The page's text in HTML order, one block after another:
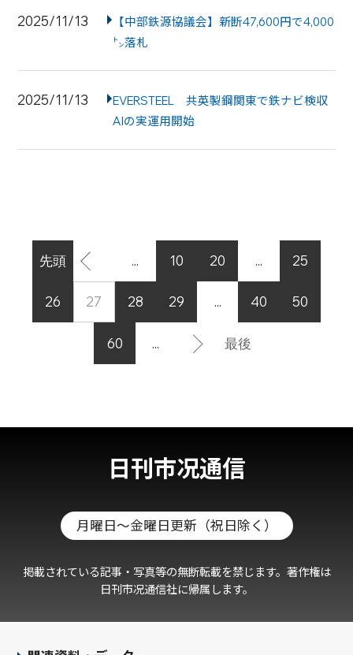
2025/11/13
【中部鉄源協議会】新断47,600円で4,000
㌧落札
2025/11/13
EVERSTEEL 共英製鋼関東で鉄ナビ検収
AIの実運用開始
先頭 ... 10 20 ... 25
26 27 28 29 ... 40 50
60 ... 最後
日刊市况通信
月曜日～金曜日更新（祝日除く）
掲載されている記事・写真等の無断転載を禁じます。著作権は
日刊市况通信社に帰属します。